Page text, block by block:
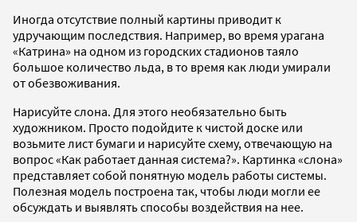
Иногда отсутствие полный картины приводит к
удручающим последствия. Например, во время урагана
«Катрина» на одном из городских стадионов таяло
большое количество льда, в то время как люди умирали
от обезвоживания.
Нарисуйте слона. Для этого необязательно быть
художником. Просто подойдите к чистой доске или
возьмите лист бумаги и нарисуйте схему, отвечающую на
вопрос «Как работает данная система?». Картинка «слона»
представляет собой понятную модель работы системы.
Полезная модель построена так, чтобы люди могли ее
обсуждать и выявлять способы воздействия на нее.